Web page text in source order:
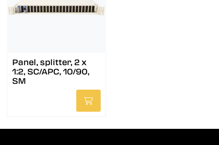
Panel, splitter, 2 x
1:2, SC/APC, 10/90,
SM